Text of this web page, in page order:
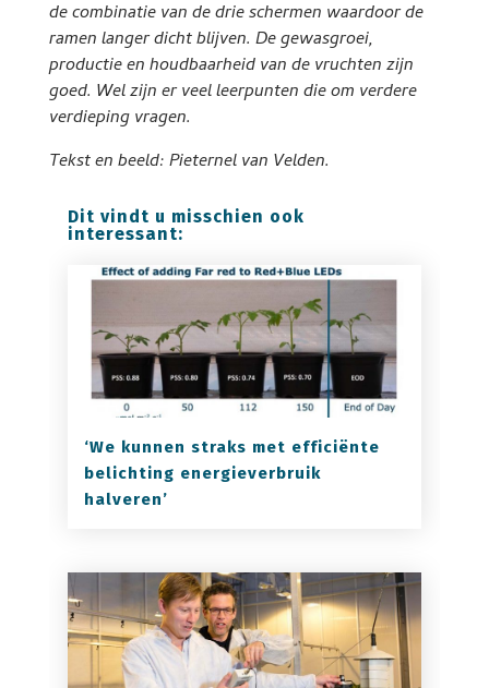
de combinatie van de drie schermen waardoor de
ramen langer dicht blijven. De gewasgroei,
productie en houdbaarheid van de vruchten zijn
goed. Wel zijn er veel leerpunten die om verdere
verdieping vragen.
Tekst en beeld: Pieternel van Velden.
Dit vindt u misschien ook
interessant:
‘We kunnen straks met efficiënte
belichting energieverbruik
halveren’